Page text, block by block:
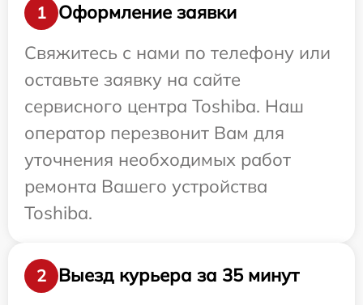
1
Оформление заявки
Свяжитесь с нами по телефону или
оставьте заявку на сайте
сервисного центра Toshiba. Наш
оператор перезвонит Вам для
уточнения необходимых работ
ремонта Вашего устройства
Toshiba.
2
Выезд курьера за 35 минут